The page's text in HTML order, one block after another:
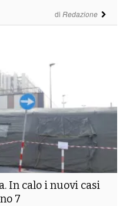
di Redazione
In calo i nuovi casi
7